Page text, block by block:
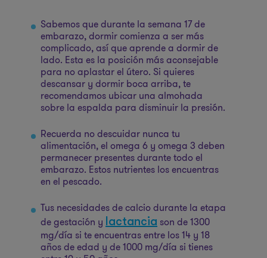
Sabemos que durante la semana 17 de
embarazo, dormir comienza a ser más
complicado, así que aprende a dormir de
lado. Esta es la posición más aconsejable
para no aplastar el útero. Si quieres
descansar y dormir boca arriba, te
recomendamos ubicar una almohada
sobre la espalda para disminuir la presión.
Recuerda no descuidar nunca tu
alimentación, el omega 6 y omega 3 deben
permanecer presentes durante todo el
embarazo. Estos nutrientes los encuentras
en el pescado.
Tus necesidades de calcio durante la etapa
de gestación y lactancia son de 1300
mg/día si te encuentras entre los 14 y 18
años de edad y de 1000 mg/día si tienes